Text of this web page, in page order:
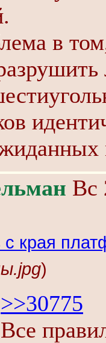
в
Вс
края
)
>>30775
Все